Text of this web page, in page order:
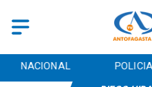
NACIONAL